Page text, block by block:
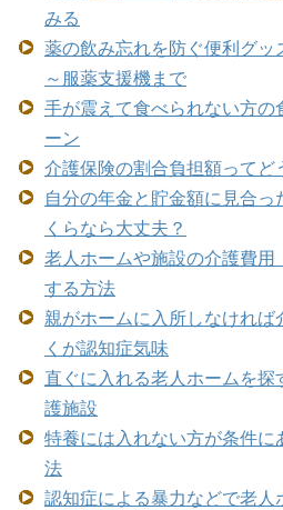
みる
薬の飲み忘れを防ぐ便利グッ
～服薬支援機まで
手が震えて食べられない方
ーン
介護保険の割合負担額ってど
自分の年金と貯金額に見合
くらなら大丈夫？
老人ホームや施設の介護費用
する方法
親がホームに入所しなけれ
くが認知症気味
直ぐに入れる老人ホームを
護施設
特養には入れない方が条件
法
認知症による暴力などで老